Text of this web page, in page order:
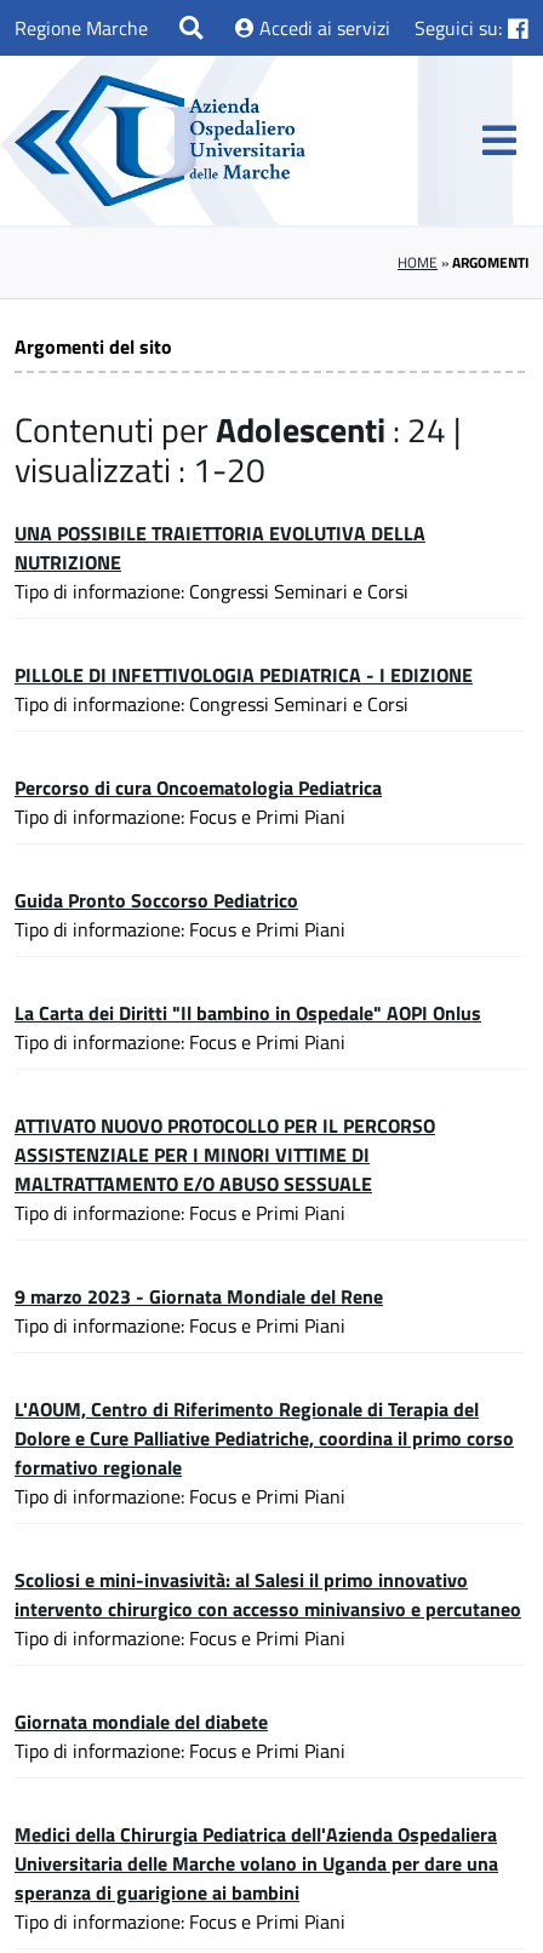
Regione Marche Accedi ai servizi Seguici su:
HOME »ARGOMENTI
Argomenti del sito
Contenuti perAdolescenti: 24 |
visualizzati : 1-20
UNA POSSIBILE TRAIETTORIA EVOLUTIVA DELLA
NUTRIZIONE
Tipo di informazione: Congressi Seminari e Corsi
PILLOLE DI INFETTIVOLOGIA PEDIATRICA - I EDIZIONE
Tipo di informazione: Congressi Seminari e Corsi
Percorso di cura Oncoematologia Pediatrica
Tipo di informazione: Focus e Primi Piani
Guida Pronto Soccorso Pediatrico
Tipo di informazione: Focus e Primi Piani
La Carta dei Diritti "Il bambino in Ospedale" AOPI Onlus
Tipo di informazione: Focus e Primi Piani
ATTIVATO NUOVO PROTOCOLLO PER IL PERCORSO
ASSISTENZIALE PER I MINORI VITTIME DI
MALTRATTAMENTO E/O ABUSO SESSUALE
Tipo di informazione: Focus e Primi Piani
9 marzo 2023 - Giornata Mondiale del Rene
Tipo di informazione: Focus e Primi Piani
L'AOUM, Centro di Riferimento Regionale di Terapia del
Dolore e Cure Palliative Pediatriche, coordina il primo corso
formativo regionale
Tipo di informazione: Focus e Primi Piani
Scoliosi e mini-invasività: al Salesi il primo innovativo
intervento chirurgico con accesso minivansivo e percutaneo
Tipo di informazione: Focus e Primi Piani
Giornata mondiale del diabete
Tipo di informazione: Focus e Primi Piani
Medici della Chirurgia Pediatrica dell'Azienda Ospedaliera
Universitaria delle Marche volano in Uganda per dare una
speranza di guarigione ai bambini
Tipo di informazione: Focus e Primi Piani